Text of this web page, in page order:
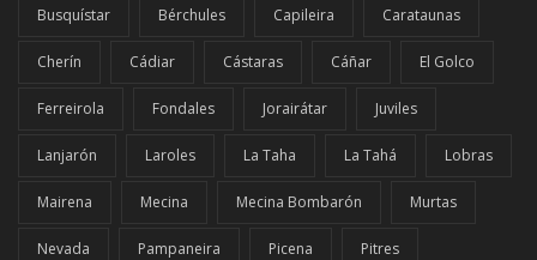
Busquístar Bérchules Capileira Carataunas
Cherín Cádiar Cástaras Cáñar El Golco
Ferreirola Fondales Jorairátar Juviles
Lanjarón Laroles La Taha La Tahá Lobras
Mairena Mecina Mecina Bombarón Murtas
Nevada Pampaneira Picena Pitres